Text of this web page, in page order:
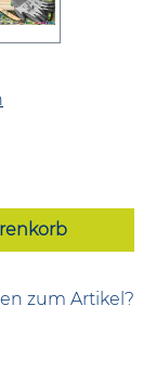
zum Artikel?